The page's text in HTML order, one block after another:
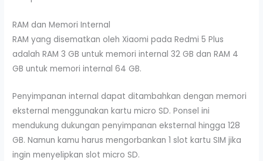
RAM dan Memori Internal
RAM yang disematkan oleh Xiaomi pada Redmi 5 Plus
adalah RAM 3 GB untuk memori internal 32 GB dan RAM 4
GB untuk memori internal 64 GB.
Penyimpanan internal dapat ditambahkan dengan memori
eksternal menggunakan kartu micro SD. Ponsel ini
mendukung dukungan penyimpanan eksternal hingga 128
GB. Namun kamu harus mengorbankan 1 slot kartu SIM jika
ingin menyelipkan slot micro SD.